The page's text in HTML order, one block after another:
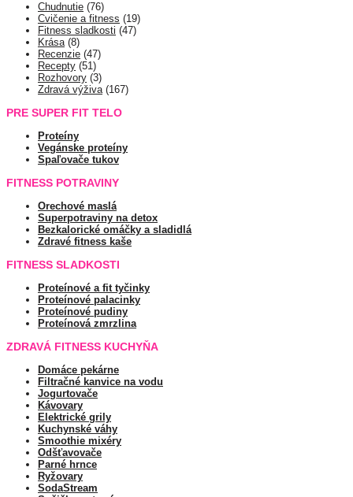
Chudnutie (76)
Cvičenie a fitness (19)
Fitness sladkosti (47)
Krása(8)
Recenzie (47)
Recepty (51)
Rozhovory (3)
Zdravá výživa(167)
PRE SUPER FIT TELO
Proteíny
Vegánske proteíny
Spaľovače tukov
FITNESS POTRAVINY
Orechové maslá
Superpotraviny na detox
Bezkalorické omáčky a sladidlá
Zdravé fitness kaše
FITNESS SLADKOSTI
Proteínové a fit tyčinky
Proteínové palacinky
Proteínové pudiny
Proteínová zmrzlina
ZDRAVÁ FITNESS KUCHYŇA
Domáce pekárne
Filtračné kanvice na vodu
Jogurtovače
Kávovary
Elektrické grily
Kuchynské váhy
Smoothie mixéry
Odšťavovače
Parné hrnce
Ryžovary
SodaStream